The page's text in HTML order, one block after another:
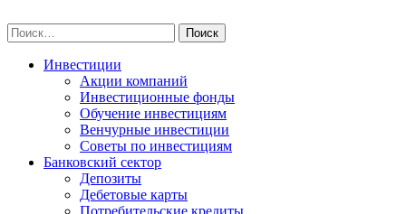
to
content
Найти:
Инвестиции
Акции компаний
Инвестиционные фонды
Обучение инвестициям
Венчурные инвестиции
Советы по инвестициям
Банковский сектор
Депозиты
Дебетовые карты
Потребительские кредиты